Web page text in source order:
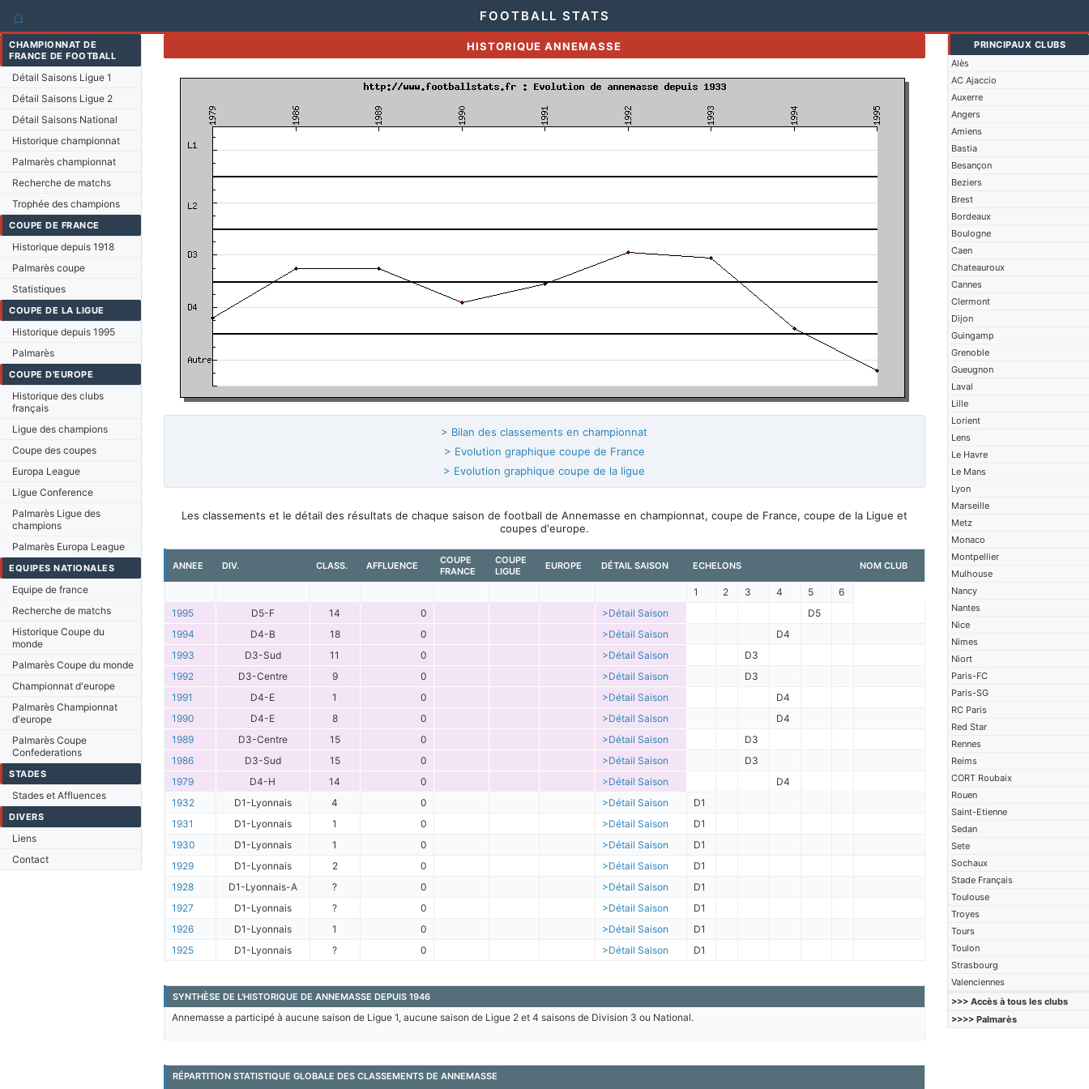
⌂ FOOTBALL STATS
CHAMPIONNAT DE
FRANCE DE FOOTBALL
Détail Saisons Ligue 1
Détail Saisons Ligue 2
Détail Saisons National
Historique championnat
Palmarès championnat
Recherche de matchs
Trophée des champions
COUPE DE FRANCE
Historique depuis 1918
Palmarès coupe
Statistiques
COUPE DE LA LIGUE
Historique depuis 1995
Palmarès
COUPE D'EUROPE
Historique des clubs
français
Ligue des champions
Coupe des coupes
Europa League
Ligue Conference
Palmarès Ligue des
champions
Palmarès Europa League
EQUIPES NATIONALES
Equipe de france
Recherche de matchs
Historique Coupe du
monde
Palmarès Coupe du monde
Championnat d'europe
Palmarès Championnat
d'europe
Palmarès Coupe
Confederations
STADES
Stades et Affluences
DIVERS
Liens
Contact
PRINCIPAUX CLUBS
Alès
AC Ajaccio
Auxerre
Angers
Amiens
Bastia
Besançon
Beziers
Brest
Bordeaux
Boulogne
Caen
Chateauroux
Cannes
Clermont
Dijon
Guingamp
Grenoble
Gueugnon
Laval
Lille
Lorient
Lens
Le Havre
Le Mans
Lyon
Marseille
Metz
Monaco
Montpellier
Mulhouse
Nancy
Nantes
Nice
Nimes
Niort
Paris-FC
Paris-SG
RC Paris
Red Star
Rennes
Reims
CORT Roubaix
Rouen
Saint-Etienne
Sedan
Sete
Sochaux
Stade Français
Toulouse
Troyes
Tours
Toulon
Strasbourg
Valenciennes
>>> Accès à tous les clubs
>>>> Palmarès
HISTORIQUE ANNEMASSE
> Bilan des classements en championnat
> Evolution graphique coupe de France
> Evolution graphique coupe de la ligue
Les classements et le détail des résultats de chaque saison de football de Annemasse en championnat, coupe de France, coupe de la Ligue et
coupes d'europe.
ANNEE DIV. CLASS. AFFLUENCE
COUPE
FRANCE
COUPE
LIGUE
EUROPE DÉTAIL SAISON ECHELONS NOM CLUB
1 2 3 4 5
6
1995
D5-F 14 0 >Détail Saison
D5
1994
D4-B 18 0 >Détail Saison
D4
1993
D3-Sud 11 0 >Détail Saison
D3
1992
D3-Centre 9 0 >Détail Saison
D3
1991
D4-E 1 0 >Détail Saison
D4
1990
D4-E 8 0 >Détail Saison
D4
1989
D3-Centre 15 0 >Détail Saison
D3
1986
D3-Sud 15 0 >Détail Saison
D3
1979
D4-H 14 0 >Détail Saison
D4
1932
D1-Lyonnais 4 0 >Détail Saison
D1
1931
D1-Lyonnais 1 0 >Détail Saison
D1
1930
D1-Lyonnais 1 0 >Détail Saison
D1
1929
D1-Lyonnais 2 0 >Détail Saison
D1
1928
D1-Lyonnais-A ? 0 >Détail Saison
D1
1927
D1-Lyonnais ? 0 >Détail Saison
D1
1926
D1-Lyonnais 1 0 >Détail Saison
D1
1925
D1-Lyonnais ? 0 >Détail Saison D1
SYNTHÈSE DE L'HISTORIQUE DE ANNEMASSE DEPUIS 1946
Annemasse a participé à aucune saison de Ligue 1, aucune saison de Ligue 2 et 4 saisons de Division 3 ou National.
RÉPARTITION STATISTIQUE GLOBALE DES CLASSEMENTS DE ANNEMASSE